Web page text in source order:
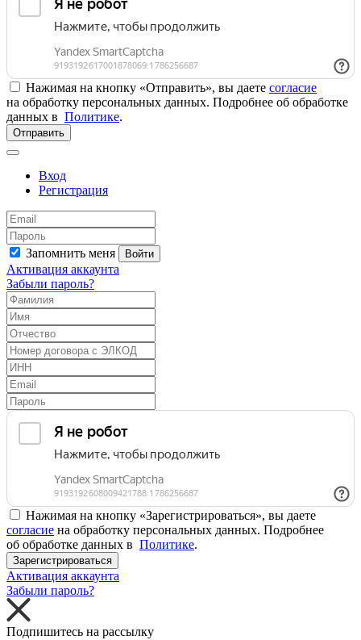
Нажимая на кнопку «Отправить», вы даете согласие
на обработку персональных данных. Подробнее об обработке
данных в Политике.
Отправить
Вход
Регистрация
Запомнить меня Войти
Активация аккаунта
Забыли пароль?
Нажимая на кнопку «Зарегистрироваться», вы даете
согласие на обработку персональных данных. Подробнее
об обработке данных в Политике.
Зарегистрироваться
Активация аккаунта
Забыли пароль?
Подпишитесь на рассылку